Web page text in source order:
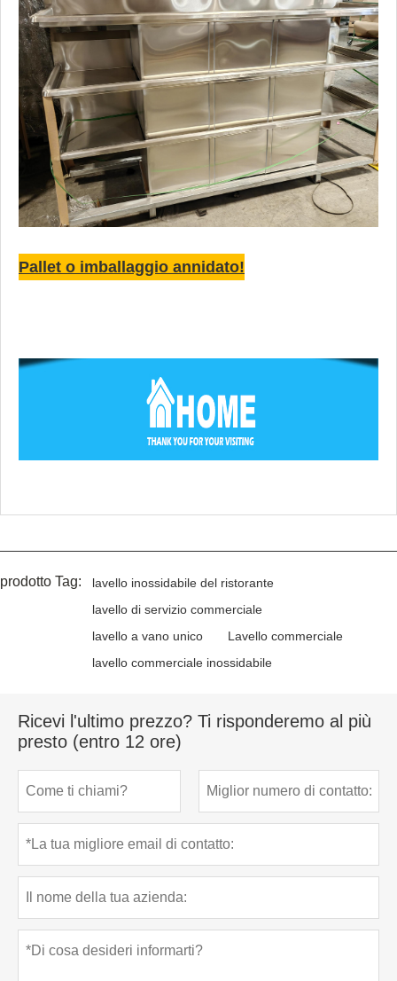
Pallet o imballaggio annidato!
prodotto Tag:
lavello inossidabile del ristorante
lavello di servizio commerciale
lavello a vano unico
Lavello commerciale
lavello commerciale inossidabile
Ricevi l'ultimo prezzo? Ti risponderemo al più
presto (entro 12 ore)